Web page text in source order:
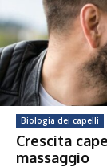
Biologia dei capelli
Crescita
massaggio